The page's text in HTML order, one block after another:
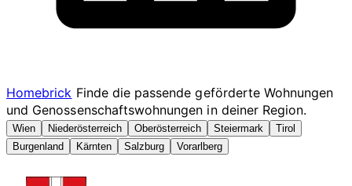
Homebrick Finde die passende geförderte Wohnungen
und Genossenschaftswohnungen in deiner Region.
Wien Niederösterreich Oberösterreich Steiermark
Tirol
Burgenland
Kärnten Salzburg Vorarlberg